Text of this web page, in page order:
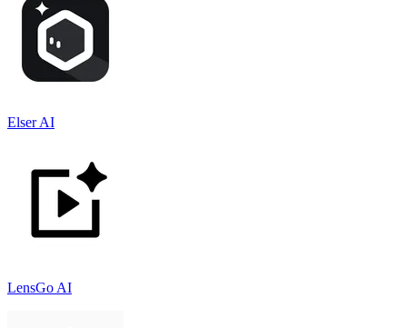
Elser AI
LensGo AI